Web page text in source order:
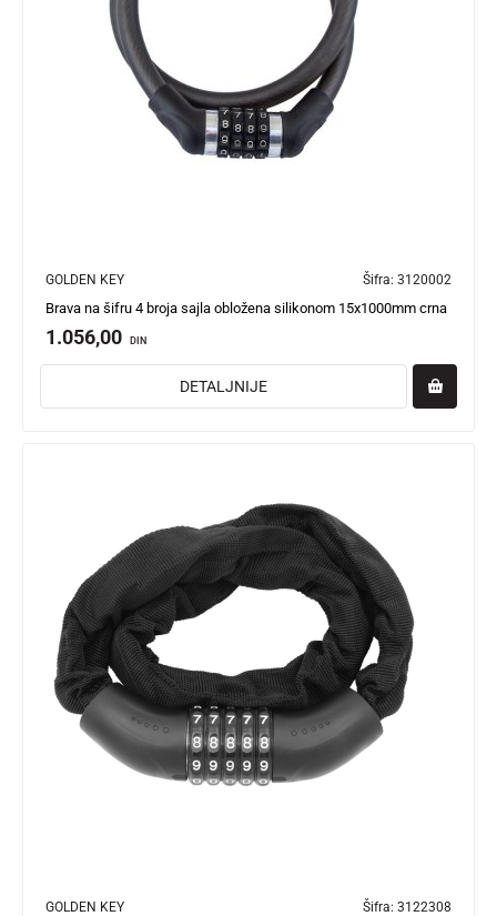
GOLDEN KEY Šifra: 3120002
Brava na šifru 4 broja sajla obložena silikonom 15x1000mm crna
1.056,00 DIN
DETALJNIJE
GOLDEN KEY Šifra: 3122308